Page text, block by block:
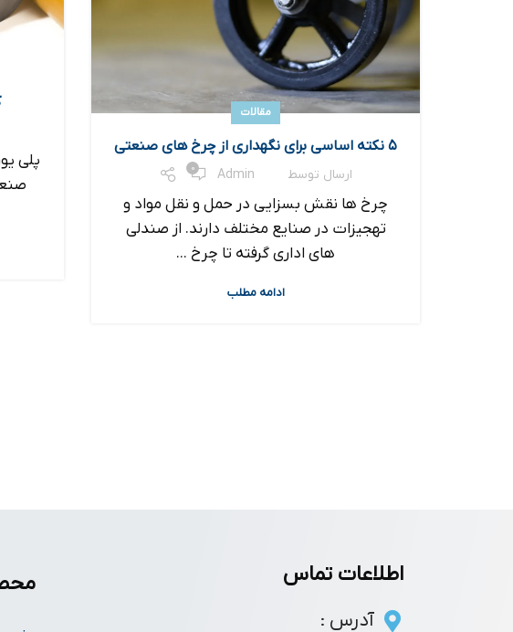
مقالات
۵ نکته اساسی برای نگهداری از چرخ های صنعتی
ارسال توسط Admin
0
چرخ ها نقش بسزایی در حمل و نقل مواد و
تهجیزات در صنایع مختلف دارند. از صندلی
های اداری گرفته تا چرخ ...
ادامه مطلب
پلی
اطلاعات تماس
آدرس :